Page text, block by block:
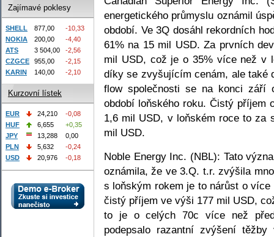
energetického průmyslu oznámil
období. Ve 3Q dosáhl rekordních
61% na 15 mil USD. Za prvních
mil USD, což je o 35% více než v
díky se zvyšujícím cenám, ale také
flow společnosti se na konci září
období loňského roku. Čistý příjem
1,6 mil USD, v loňském roce to za
mil USD.
Noble Energy Inc. (NBL): Tato
oznámila, že ve 3.Q. t.r. zvýšila
s loňským rokem je to nárůst o více
čistý příjem ve výši 177 mil USD,
to je o celých 70c více než
podepsalo razantní zvýšení
Zajímavé poklesy
SHELL 877,00
-10,33
NOKIA
200,00
-4,40
ATS
3 504,00
-2,56
CZGCE
955,00
-2,15
KARIN
140,00 -2,10
Kurzovní lístek
EUR 24,210
-0,08
HUF
6,655
+0,35
JPY
13,288
0,00
PLN
5,632
-0,24
USD
20,976 -0,18